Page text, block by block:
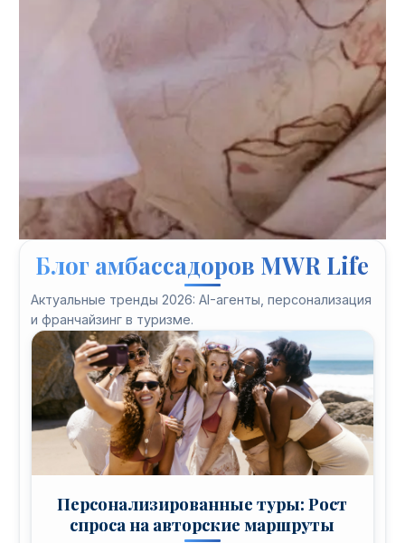
Блог амбассадоров MWR Life
Актуальные тренды 2026: AI-агенты, персонализация
и франчайзинг в туризме.
Персонализированные туры: Рост
спроса на авторские маршруты